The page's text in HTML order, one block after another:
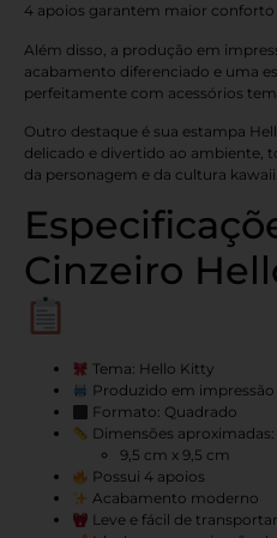
4 apoios garantem maior conforto
Além disso, a produção em
acabamento diferenciado e uma
perfeitamente com acessórios
Outro destaque é sua estampa
delicado e divertido ao ambiente,
da personagem e da cultura kawaii.
Cinzeiro
Tema: Hello Kitty
Produzido em impressão
Formato: Quadrado
Dimensões aproximadas:
9,5 cm x 9,5 cm
Possui 4 apoios
Acabamento moderno
Leve e fácil de transportar